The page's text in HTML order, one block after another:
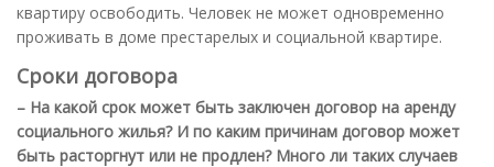
квартиру освободить. Человек не может одновременно
проживать в доме престарелых и социальной квартире.
Сроки договора
– На какой срок может быть заключен договор на аренду
социального жилья? И по каким причинам договор может
быть расторгнут или не продлен? Много ли таких случаев